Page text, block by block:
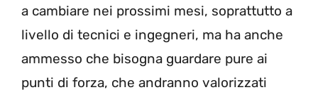
a cambiare nei prossimi mesi, soprattutto a
livello di tecnici e ingegneri, ma ha anche
ammesso che bisogna guardare pure ai
punti di forza, che andranno valorizzati